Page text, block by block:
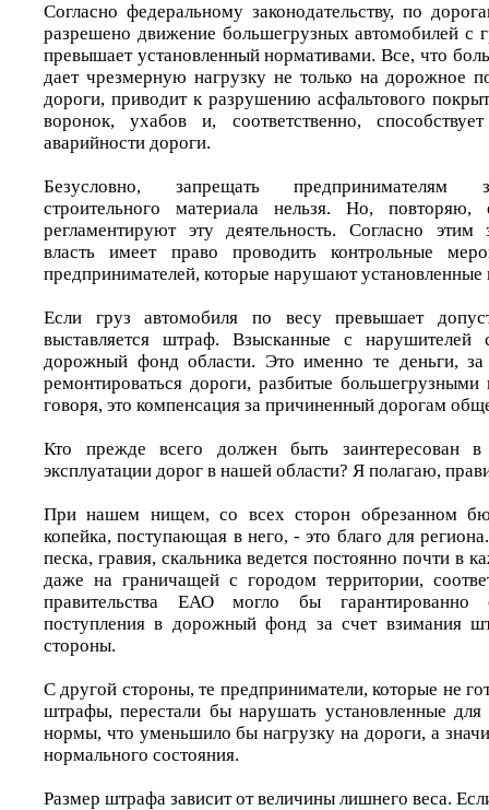
Согласно федеральному законодательству, по
разрешено движение большегрузных автомобилей с
превышает установленный нормативами. Все, что
дает чрезмерную нагрузку не только на дорожное
дороги, приводит к разрушению асфальтового
воронок, ухабов и, соответственно,
аварийности дороги.
Безусловно, запрещать предпринимателям
строительного материала нельзя. Но, повторяю,
регламентируют эту деятельность. Согласно этим
власть имеет право проводить контрольные
предпринимателей, которые нарушают
Если груз автомобиля по весу превышает
выставляется штраф. Взысканные с нарушителей
дорожный фонд области. Это именно те деньги,
ремонтироваться дороги, разбитые
говоря, это компенсация за причиненный дорогам
Кто прежде всего должен быть заинтересован в
эксплуатации дорог в нашей области? Я полагаю,
При нашем нищем, со всех сторон обрезанном
копейка, поступающая в него, - это благо для
песка, гравия, скальника ведется постоянно почти в
даже на граничащей с городом территории,
правительства ЕАО могло бы гарантированно
поступления в дорожный фонд за счет взимания
стороны.
С другой стороны, те предприниматели, которые не
штрафы, перестали бы нарушать установленные для
нормы, что уменьшило бы нагрузку на дороги, а
нормального состояния.
Размер штрафа зависит от величины лишнего веса.